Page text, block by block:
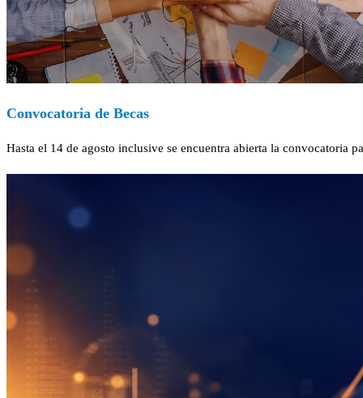
Convocatoria de Becas
Hasta el 14 de agosto inclusive se encuentra abierta la convocatoria